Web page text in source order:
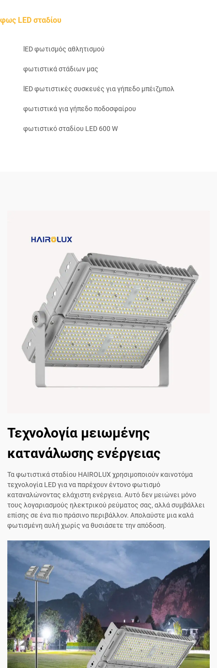
φως LED σταδίου
lED φωτισμός αθλητισμού
φωτιστικά στάδιων μας
lED φωτιστικές συσκευές για γήπεδο μπέιζμπολ
φωτιστικά για γήπεδο ποδοσφαίρου
φωτιστικό σταδίου LED 600 W
Τεχνολογία μειωμένης
κατανάλωσης ενέργειας
Τα φωτιστικά σταδίου HAIROLUX χρησιμοποιούν καινοτόμα
τεχνολογία LED για να παρέχουν έντονο φωτισμό
καταναλώνοντας ελάχιστη ενέργεια. Αυτό δεν μειώνει μόνο
τους λογαριασμούς ηλεκτρικού ρεύματος σας, αλλά συμβάλλει
επίσης σε ένα πιο πράσινο περιβάλλον. Απολαύστε μια καλά
φωτισμένη αυλή χωρίς να θυσιάσετε την απόδοση.